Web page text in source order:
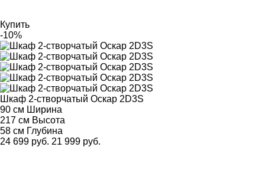
Купить
-10%
Шкаф 2-створчатый Оскар 2D3S
90 см Ширина
217 см Высота
58 см Глубина
24 699 руб. 21 999 руб.